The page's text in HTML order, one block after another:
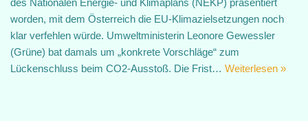
des Nationalen Energie- und Klimaplans (NEKP) präsentiert
worden, mit dem Österreich die EU-Klimazielsetzungen noch
klar verfehlen würde. Umweltministerin Leonore Gewessler
(Grüne) bat damals um „konkrete Vorschläge“ zum
Lückenschluss beim CO2-Ausstoß. Die Frist… Weiterlesen »